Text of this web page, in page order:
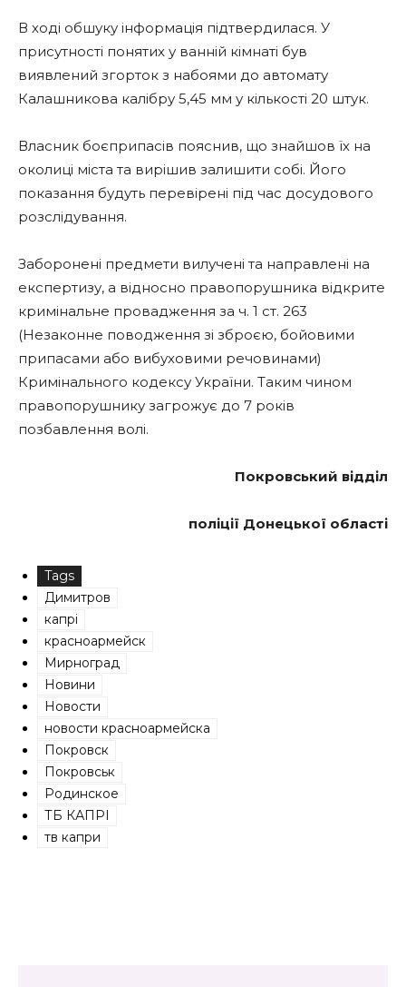
В ході обшуку інформація підтвердилася. У
присутності понятих у ванній кімнаті був
виявлений згорток з набоями до автомату
Калашникова калібру 5,45 мм у кількості 20 штук.
Власник боєприпасів пояснив, що знайшов їх на
околиці міста та вирішив залишити собі. Його
показання будуть перевірені під час досудового
розслідування.
Заборонені предмети вилучені та направлені на
експертизу, а відносно правопорушника відкрите
кримінальне провадження за ч. 1 ст. 263
(Незаконне поводження зі зброєю, бойовими
припасами або вибуховими речовинами)
Кримінального кодексу України. Таким чином
правопорушнику загрожує до 7 років
позбавлення волі.
Покровський відділ
поліції Донецької області
Tags
Димитров
капрі
красноармейск
Мирноград
Новини
Новости
новости красноармейска
Покровск
Покровськ
Родинское
ТБ КАПРІ
тв капри